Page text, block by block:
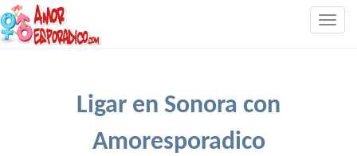
Ligar en Sonora con
Amoresporadico